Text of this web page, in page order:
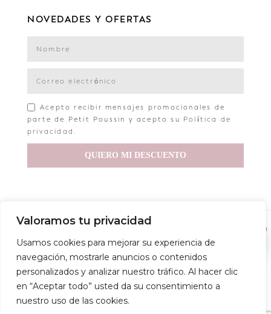
Valoramos tu privacidad
Usamos cookies para mejorar su experiencia de
navegación, mostrarle anuncios o contenidos
personalizados y analizar nuestro tráfico. Al hacer clic
en “Aceptar todo” usted da su consentimiento a
nuestro uso de las cookies.
NOVEDADES Y OFERTAS
Acepto recibir mensajes promocionales de
parte de Petit Poussin y acepto su Política de
privacidad .
QUIERO MI DESCUENTO
Copyright © 2022 Petit Poussin
Política de privacidad Política de envío
Política de devoluciones Condiciones de compra